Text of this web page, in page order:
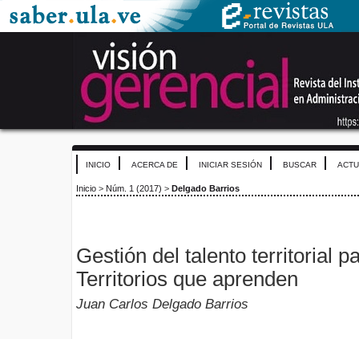
INICIO ACERCA DE INICIAR SESIÓN BUSCAR
Inicio > Núm. 1 (2017) > Delgado Barrios
Gestión del talento territorial
Territorios que aprenden
Juan Carlos Delgado Barrios